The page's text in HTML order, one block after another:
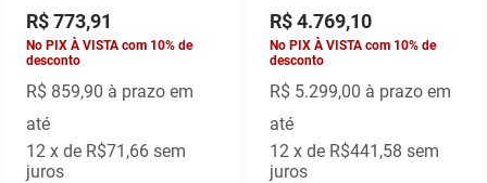
R$ 773,91
No PIX À VISTA com 10% de
desconto
R$ 859,90 à prazo em
até
12 x de R$71,66sem
juros
R$ 4.769,10
No PIX À VISTA com 10% de
desconto
R$ 5.299,00 à prazo em
até
12 x de R$441,58 sem
juros